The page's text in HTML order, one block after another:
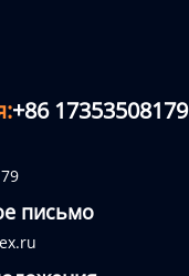
+86 17353508179
письмо